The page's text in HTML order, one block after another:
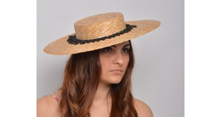
MONICA. CHEVALIER DE
PAJA CON TIRA DE
IMITACIÓN AZABACHE
85,00€